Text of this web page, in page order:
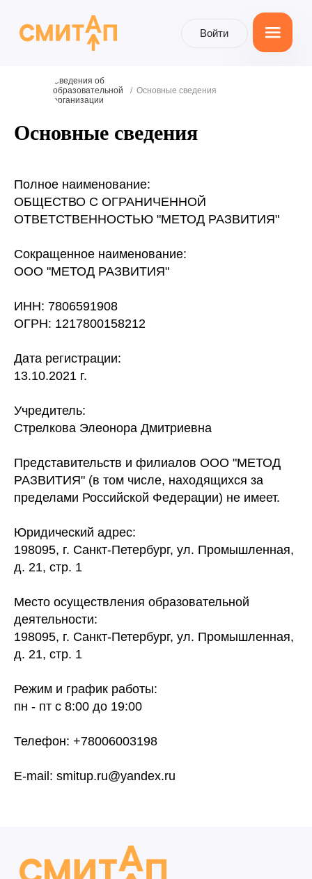
Сведения об
образовательной
организации
Основные сведения
/
Основные сведения
Полное наименование:
ОБЩЕСТВО С ОГРАНИЧЕННОЙ
ОТВЕТСТВЕННОСТЬЮ "МЕТОД РАЗВИТИЯ"
Сокращенное наименование:
ООО "МЕТОД РАЗВИТИЯ"
ИНН: 7806591908
ОГРН: 1217800158212
Дата регистрации:
13.10.2021 г.
Учредитель:
Стрелкова Элеонора Дмитриевна
Представительств и филиалов ООО "МЕТОД
РАЗВИТИЯ" (в том числе, находящихся за
пределами Российской Федерации) не имеет.
Юридический адрес:
198095, г. Санкт-Петербург, ул. Промышленная,
д. 21, стр. 1
Место осуществления образовательной
деятельности:
198095, г. Санкт-Петербург, ул. Промышленная,
д. 21, стр. 1
Режим и график работы:
пн - пт с 8:00 до 19:00
Телефон: +78006003198
E-mail: smitup.ru@yandex.ru
По всем вопросам
Обществознание
Литература
Химия
Математика
Английский язык Банк заданий
исполнителей
ЕГЭ